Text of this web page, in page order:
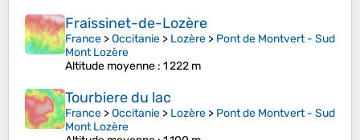
Fraissinet-de-Lozère
France >Occitanie > Lozère > Pont de Montvert - Sud
Mont Lozère
Altitude moyenne : 1 222 m
Tourbiere du lac
France >Occitanie > Lozère > Pont de Montvert - Sud
Mont Lozère